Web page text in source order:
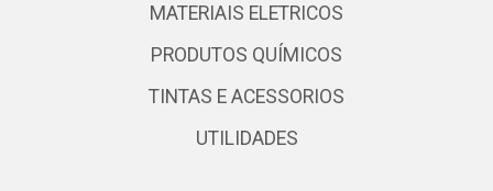
MATERIAIS ELETRICOS
PRODUTOS QUÍMICOS
TINTAS E ACESSORIOS
UTILIDADES